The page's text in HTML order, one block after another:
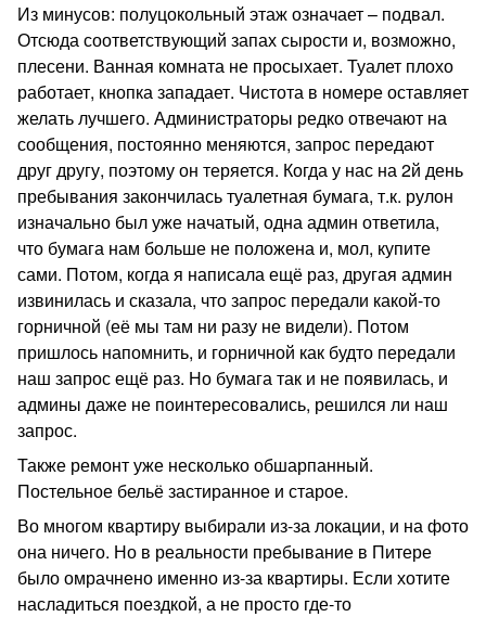
Из минусов: полуцокольный этаж означает – подвал.
Отсюда соответствующий запах сырости и, возможно,
плесени. Ванная комната не просыхает. Туалет плохо
работает, кнопка западает. Чистота в номере оставляет
желать лучшего. Администраторы редко отвечают на
сообщения, постоянно меняются, запрос передают
друг другу, поэтому он теряется. Когда у нас на 2й день
пребывания закончилась туалетная бумага, т.к. рулон
изначально был уже начатый, одна админ ответила,
что бумага нам больше не положена и, мол, купите
сами. Потом, когда я написала ещё раз, другая админ
извинилась и сказала, что запрос передали какой-то
горничной (её мы там ни разу не видели). Потом
пришлось напомнить, и горничной как будто передали
наш запрос ещё раз. Но бумага так и не появилась, и
админы даже не поинтересовались, решился ли наш
запрос.
Также ремонт уже несколько обшарпанный.
Постельное бельё застиранное и старое.
Во многом квартиру выбирали из-за локации, и на фото
она ничего. Но в реальности пребывание в Питере
было омрачнено именно из-за квартиры. Если хотите
насладиться поездкой, а не просто где-то